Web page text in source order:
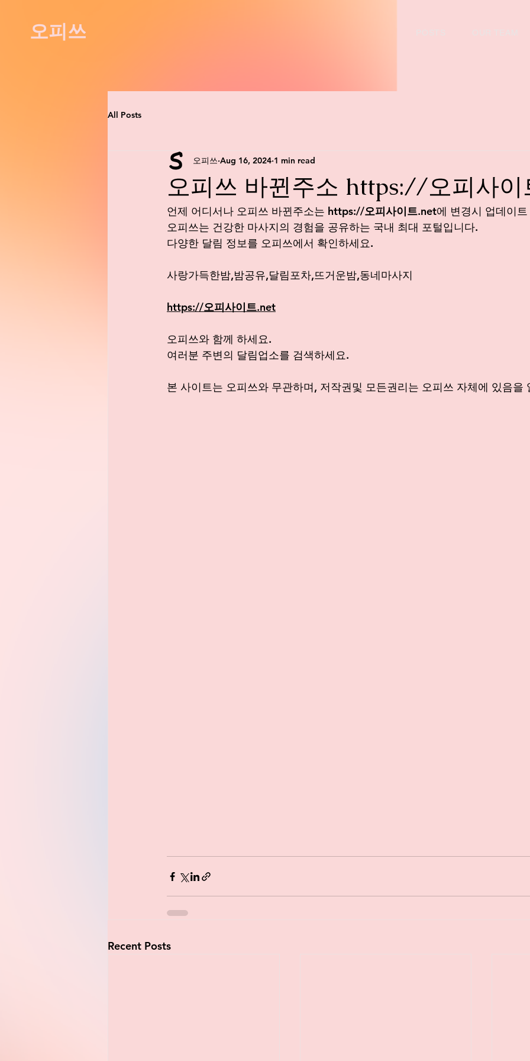
오피쓰
All Posts
오피쓰 바뀐주소 https://오피사이
오피쓰 Aug 16, 2024 1 min read
언제 어디서나 오피쓰 바뀐주소는 https://오피사이트.net에 변경시 업데이
오피쓰는 건강한 마사지의 경험을 공유하는 국내 최대 포털입니다.
다양한 달림 정보를 오피쓰에서 확인하세요.
사랑가득한밤,밤공유,달림포차,뜨거운밤,동네마사지
https://오피사이트.net
오피쓰와 함께 하세요.
여러분 주변의 달림업소를 검색하세요.
본 사이트는 오피쓰와 무관하며, 저작권및 모든권리는 오피쓰 자체에 있음을
Recent Posts